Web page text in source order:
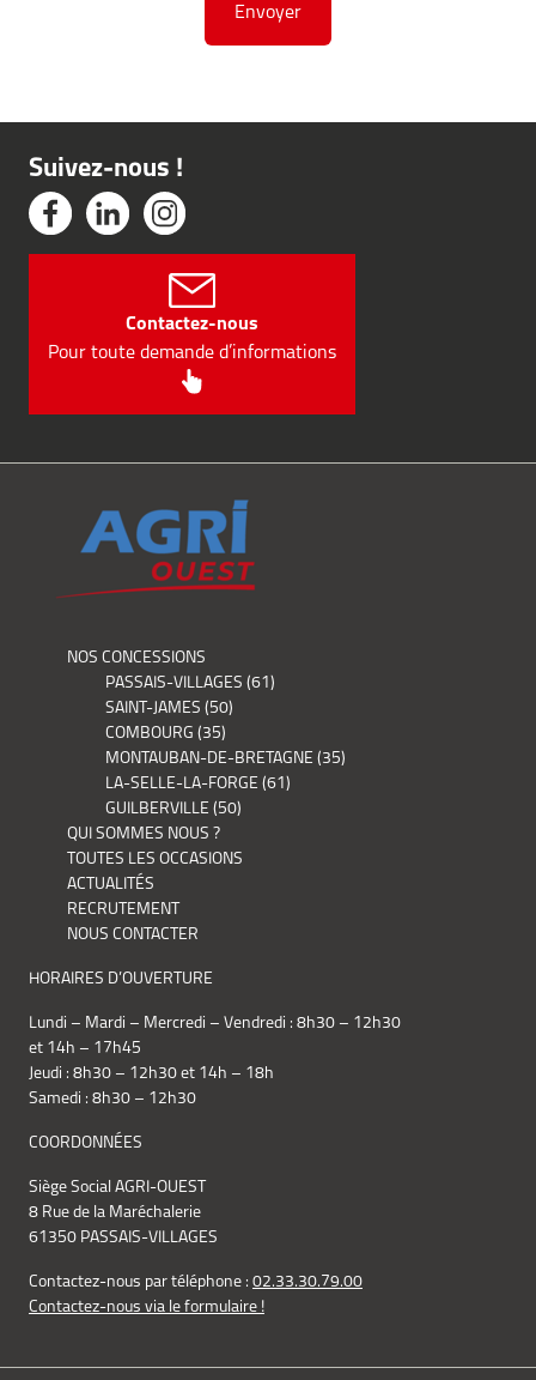
Suivez-nous !
Contactez-nous
Pour toute demande d’informations
NOS CONCESSIONS
PASSAIS-VILLAGES (61)
SAINT-JAMES (50)
COMBOURG (35)
MONTAUBAN-DE-BRETAGNE (35)
LA-SELLE-LA-FORGE (61)
GUILBERVILLE (50)
QUI SOMMES NOUS ?
TOUTES LES OCCASIONS
ACTUALITÉS
RECRUTEMENT
NOUS CONTACTER
HORAIRES D’OUVERTURE
Lundi – Mardi – Mercredi – Vendredi : 8h30 – 12h30
et 14h – 17h45
Jeudi : 8h30 – 12h30 et 14h – 18h
Samedi : 8h30 – 12h30
COORDONNÉES
Siège Social AGRI-OUEST
8 Rue de la Maréchalerie
61350 PASSAIS-VILLAGES
Contactez-nous par téléphone : 02.33.30.79.00
Contactez-nous via le formulaire !